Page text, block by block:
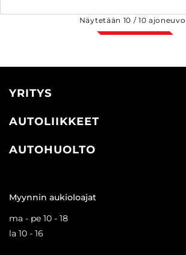
Näytetään 10 /10
YRITYS
AUTOLIIKKEET
AUTOHUOLTO
Myynnin aukioloajat
ma - pe 10 - 18
la 10 - 16